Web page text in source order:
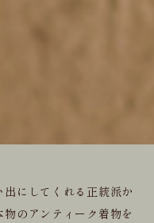
にしてくれる正統派か
のアンティーク着物を